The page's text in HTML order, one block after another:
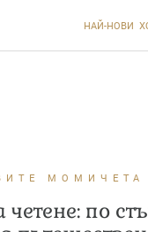
НАЙ-НОВИ
МОМИЧЕТА
четене: по